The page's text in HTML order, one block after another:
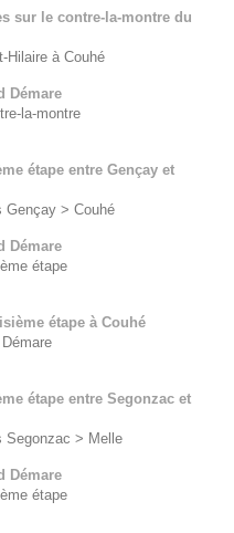
sur le contre-la-montre du
Hilaire à Couhé
Démare
la-montre
étape entre Gençay et
Gençay > Couhé
Démare
étape
étape à Couhé
étape entre Segonzac et
Segonzac > Melle
Démare
étape